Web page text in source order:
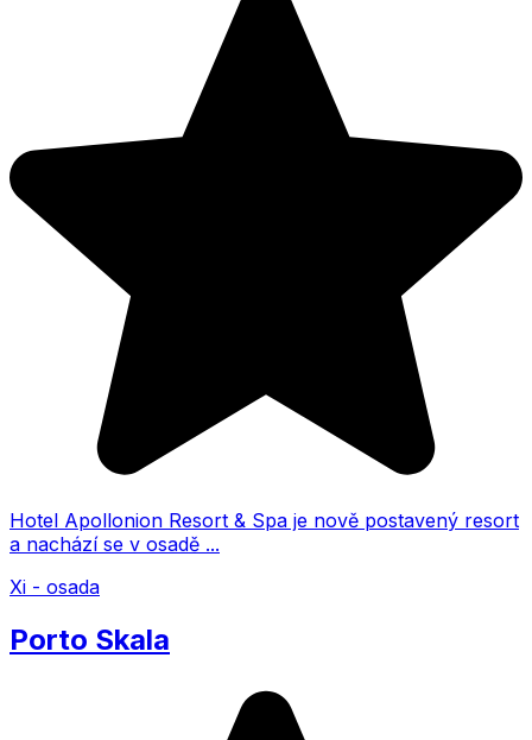
Hotel Apollonion Resort & Spa je nově postavený resort
a nachází se v osadě ...
Xi - osada
Porto Skala